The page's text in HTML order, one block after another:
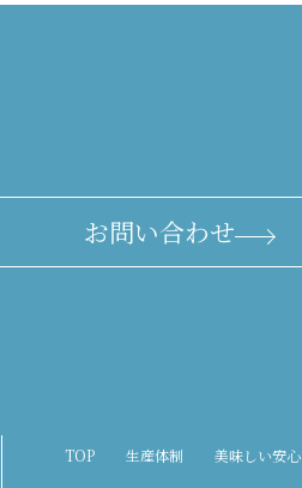
お問い合わせ
TOP 生産体制 美味しい安心